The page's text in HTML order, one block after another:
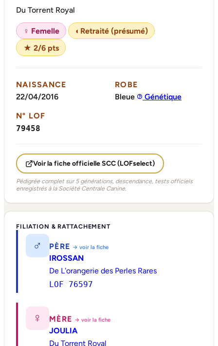
Du Torrent Royal
♀ Femelle ◐ Retraité (présumé)
★ 2/6 pts
NAISSANCE
22/04/2016
ROBE
Bleue
Génétique
N° LOF
79458
Voir la fiche officielle SCC (LOFselect)
Pédigrée complet sur 5 générations, descendance, tests officiels
enregistrés à la Société Centrale Canine.
FILIATION & RATTACHEMENT
♂ PÈRE → voir la fiche
IROSSAN
De L'orangerie des Perles Rares
LOF 76597
♀ MÈRE → voir la fiche
JOULIA
Du Torrent Royal